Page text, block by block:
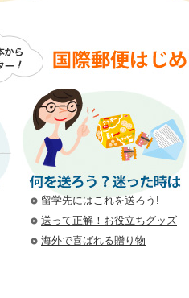
留学先にはこれを送ろう!
送って正解！お役立ちグッズ
海外で喜ばれる贈り物